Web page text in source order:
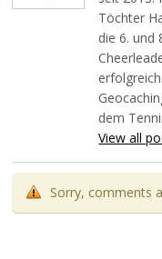
Töchter
die 6. und
dem
View all
Sorry, comments